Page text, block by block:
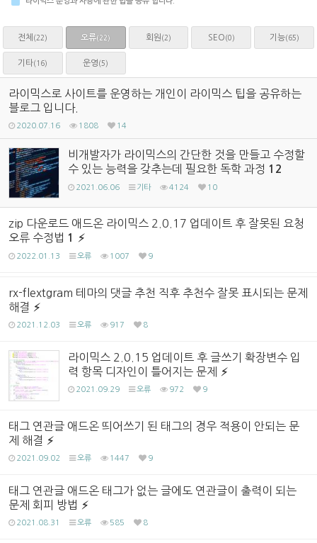
전체 (22) 오류(22) 회원 (2) SEO (0) 기능(65)
기타(16) 운영 (5)
라이믹스로 사이트를 운영하는 개인이 라이믹스 팁을 공유하는
블로그 입니다.
2020.07.16 1808 14
비개발자가 라이믹스의 간단한 것을 만들고 수정할
수 있는 능력을 갖추는데 필요한 독학 과정 12
2021.06.06 기타 4124 10
zip 다운로드 애드온 라이믹스 2.0.17 업데이트 후 잘못된 요청
오류 수정법 1
2022.01.13 오류 1007 9
rx-flextgram 테마의 댓글 추천 직후 추천수 잘못 표시되는 문제
해결
2021.12.03 오류 917 8
라이믹스 2.0.15 업데이트 후 글쓰기 확장변수 입
력 항목 디자인이 틀어지는 문제
2021.09.29 오류 972 9
태그 연관글 애드온 띄어쓰기 된 태그의 경우 적용이 안되는 문
제 해결
2021.09.02 오류 1447 9
태그 연관글 애드온 태그가 없는 글에도 연관글이 출력이 되는
문제 회피 방법
2021.08.31 오류 585 8